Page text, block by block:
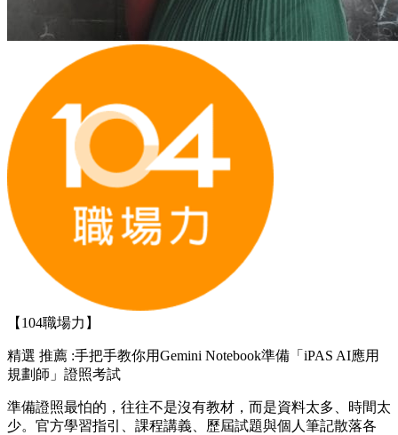
【104職場力】
精選 推薦 :手把手教你用Gemini Notebook準備「iPAS AI應用
規劃師」證照考試
準備證照最怕的，往往不是沒有教材，而是資料太多、時間太
少。官方學習指引、課程講義、歷屆試題與個人筆記散落各